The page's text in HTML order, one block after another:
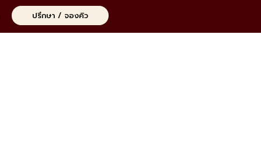
ปรึกษา / จองคิว